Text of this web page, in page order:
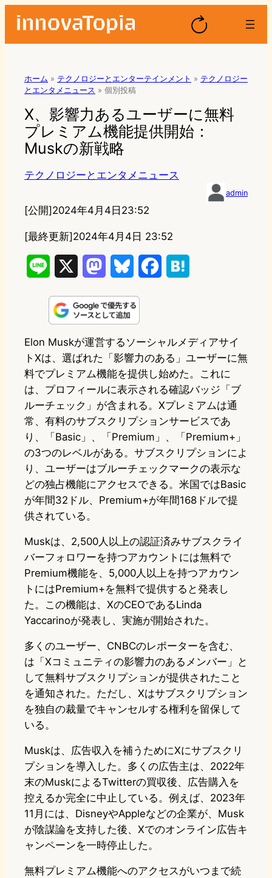
ホーム » テクノロジーとエンターテインメント » テクノロジー
とエンタメニュース » 個別投稿
X、影響力あるユーザーに無料
プレミアム機能提供開始：
Muskの新戦略
テクノロジーとエンタメニュース
admin
[公開]2024年4月4日23:52
[最終更新]2024年4月4日 23:52
n
s
o
d
o
n
u
s
k
y
b
o
o
k
n
a
Elon Muskが運営するソーシャルメディアサイ
トXは、選ばれた「影響力のある」ユーザーに無
料でプレミアム機能を提供し始めた。これに
は、プロフィールに表示される確認バッジ「ブ
ルーチェック」が含まれる。Xプレミアムは通
常、有料のサブスクリプションサービスであ
り、「Basic」、「Premium」、「Premium+」
の3つのレベルがある。サブスクリプションによ
り、ユーザーはブルーチェックマークの表示な
どの独占機能にアクセスできる。米国ではBasic
が年間32ドル、Premium+が年間168ドルで提
供されている。
Muskは、2,500人以上の認証済みサブスクライ
バーフォロワーを持つアカウントには無料で
Premium機能を、5,000人以上を持つアカウン
トにはPremium+を無料で提供すると発表し
た。この機能は、XのCEOであるLinda
Yaccarinoが発表し、実施が開始された。
多くのユーザー、CNBCのレポーターを含む、
は「Xコミュニティの影響力のあるメンバー」と
して無料サブスクリプションが提供されたこと
を通知された。ただし、Xはサブスクリプション
を独自の裁量でキャンセルする権利を留保して
いる。
Muskは、広告収入を補うためにXにサブスクリ
プションを導入した。多くの広告主は、2022年
末のMuskによるTwitterの買収後、広告購入を
控えるか完全に中止している。例えば、2023年
11月には、DisneyやAppleなどの企業が、Musk
が陰謀論を支持した後、Xでのオンライン広告キ
ャンペーンを一時停止した。
無料プレミアム機能へのアクセスがいつまで続